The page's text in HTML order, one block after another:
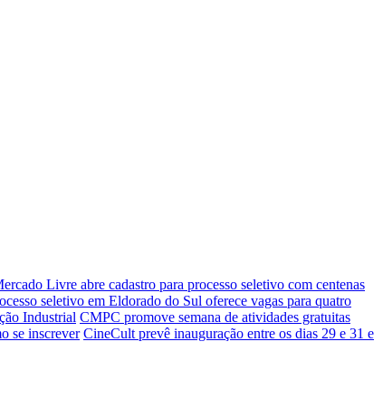
Livre abre cadastro para processo seletivo com centenas
seletivo em Eldorado do Sul oferece vagas para quatro
Industrial CMPC promove semana de atividades gratuitas
se inscrever CineCult prevê inauguração entre os dias 29 e 31 e